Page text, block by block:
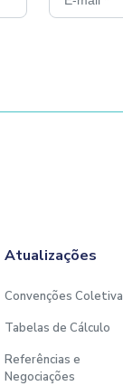
Atualizações
Convenções Coletiva
Tabelas de Cálculo
Referências e
Negociações